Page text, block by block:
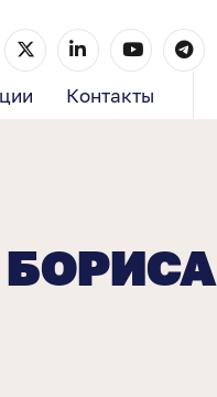
Контакты
БОРИСА